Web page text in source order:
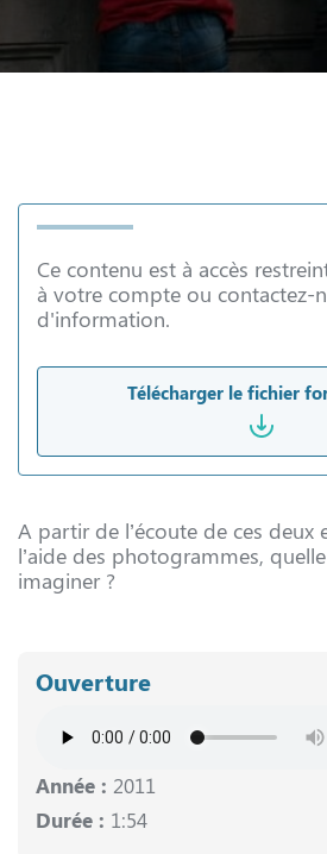
Ce contenu est à accès
à votre compte ou contactez-
d'information.
Télécharger le fichier
A partir de l’écoute de ces deux
l’aide des photogrammes,
imaginer ?
Ouverture
Année : 2011
Durée : 1:54